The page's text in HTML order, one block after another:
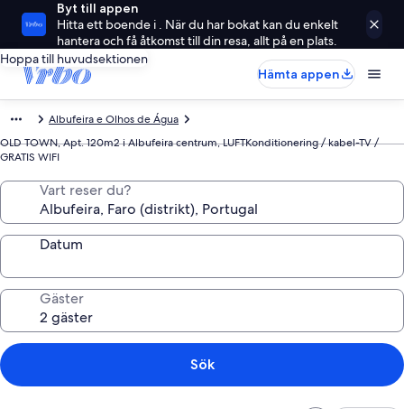
Byt till appen
Hitta ett boende i . När du har bokat kan du enkelt
hantera och få åtkomst till din resa, allt på en plats.
Hoppa till huvudsektionen
Hämta appen
Albufeira e Olhos de Água
OLD TOWN, Apt. 120m2 i Albufeira centrum, LUFTKonditionering / kabel-TV /
GRATIS WIFI
Vart reser du?
Datum
Gäster
Sök